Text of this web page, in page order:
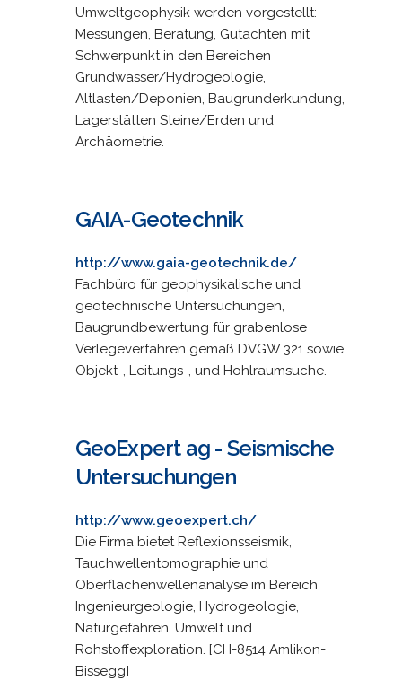
Umweltgeophysik werden vorgestellt:
Messungen, Beratung, Gutachten mit
Schwerpunkt in den Bereichen
Grundwasser/Hydrogeologie,
Altlasten/Deponien, Baugrunderkundung,
Lagerstätten Steine/Erden und
Archäometrie.
GAIA-Geotechnik
http://www.gaia-geotechnik.de/
Fachbüro für geophysikalische und
geotechnische Untersuchungen,
Baugrundbewertung für grabenlose
Verlegeverfahren gemäß DVGW 321 sowie
Objekt-, Leitungs-, und Hohlraumsuche.
GeoExpert ag - Seismische
Untersuchungen
http://www.geoexpert.ch/
Die Firma bietet Reflexionsseismik,
Tauchwellentomographie und
Oberflächenwellenanalyse im Bereich
Ingenieurgeologie, Hydrogeologie,
Naturgefahren, Umwelt und
Rohstoffexploration. [CH-8514 Amlikon-
Bissegg]